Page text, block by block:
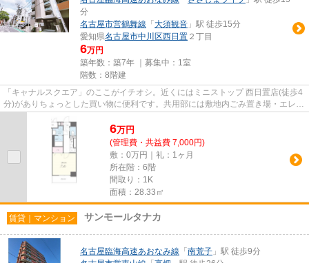
分
名古屋市営鶴舞線 「 大須観音 」駅 徒歩15分
愛知県名古屋市中川区西日置 ２丁目
6万円
築年数：築7年 ｜募集中： 1室
階数：8階建
「キャナルスクエア」のここがイチオシ。近くにはミニストップ 西日置店(徒歩4
分)がありちょっとした買い物に便利です。共用部には敷地内ごみ置き場・エレベ
6万円
(管理費・共益費 7,000円)
敷：0万円｜礼：1ヶ月
所在階：6階
間取り：1K
面積：28.33㎡
賃貸｜マンション サンモールタナカ
名古屋臨海高速あおなみ線 「 南荒子 」駅 徒歩9分